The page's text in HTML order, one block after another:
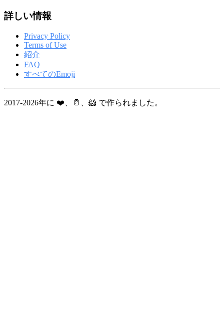
詳しい情報
Privacy Policy
Terms of Use
紹介
FAQ
すべてのEmoji
2017-2026年に ❤️、🥛、🐹 で作られました。